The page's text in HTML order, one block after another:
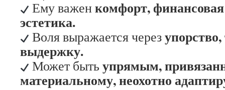
Ему важенкомфорт,
эстетика.
Воля выражается через
выдержку.
Может бытьупрямым,
материальному, неохотно